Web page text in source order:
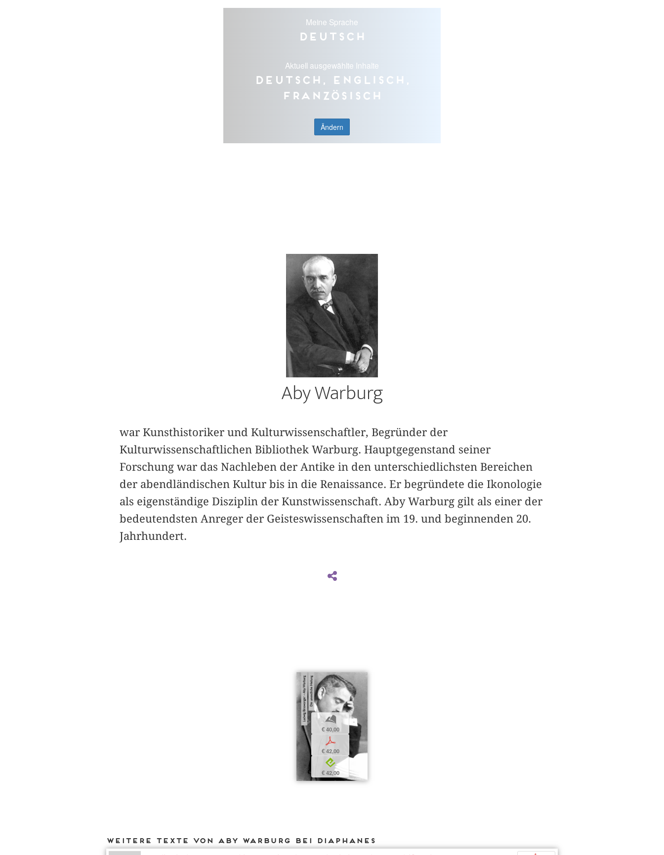
Meine Sprache
Deutsch
Aktuell ausgewählte Inhalte
Deutsch, Englisch,
Französisch
Ändern
Aby Warburg
war Kunsthistoriker und Kulturwissenschaftler, Begründer der
Kulturwissenschaftlichen Bibliothek Warburg. Hauptgegenstand seiner
Forschung war das Nachleben der Antike in den unterschiedlichsten Bereichen
der abendländischen Kultur bis in die Renaissance. Er begründete die Ikonologie
als eigenständige Disziplin der Kunstwissenschaft. Aby Warburg gilt als einer der
bedeutendsten Anreger der Geisteswissenschaften im 19. und beginnenden 20.
Jahrhundert.
b
€ 40,00
p
€ 42,00
e
€ 42,00
Weitere Texte von Aby Warburg bei DIAPHANES